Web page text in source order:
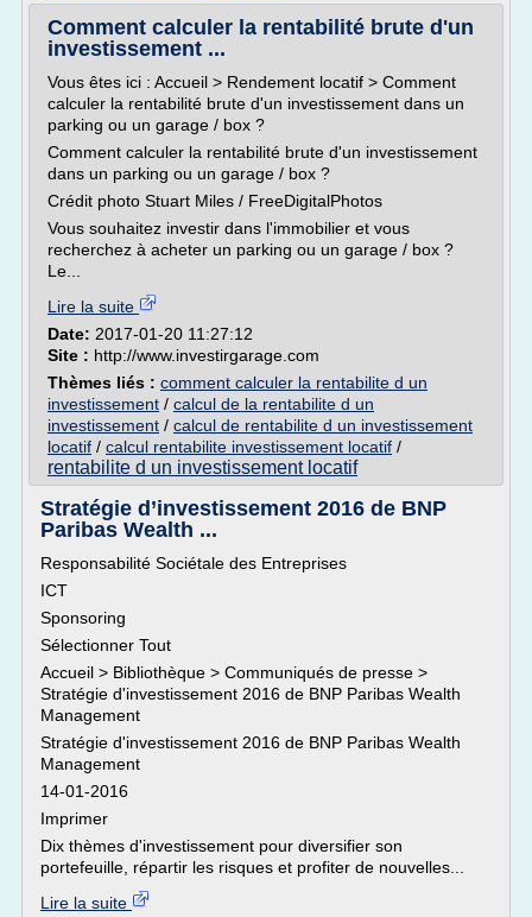
Comment calculer la rentabilité brute d'un
investissement ...
Vous êtes ici : Accueil > Rendement locatif > Comment
calculer la rentabilité brute d'un investissement dans un
parking ou un garage / box ?
Comment calculer la rentabilité brute d'un investissement
dans un parking ou un garage / box ?
Crédit photo Stuart Miles / FreeDigitalPhotos
Vous souhaitez investir dans l'immobilier et vous
recherchez à acheter un parking ou un garage / box ?
Le...
Lire la suite
Date: 2017-01-20 11:27:12
Site : http://www.investirgarage.com
Thèmes liés : comment calculer la rentabilite d un
investissement / calcul de la rentabilite d un
investissement / calcul de rentabilite d un investissement
locatif / calcul rentabilite investissement locatif /
rentabilite d un investissement locatif
Stratégie d’investissement 2016 de BNP
Paribas Wealth ...
Responsabilité Sociétale des Entreprises
ICT
Sponsoring
Sélectionner Tout
Accueil > Bibliothèque > Communiqués de presse >
Stratégie d'investissement 2016 de BNP Paribas Wealth
Management
Stratégie d'investissement 2016 de BNP Paribas Wealth
Management
14-01-2016
Imprimer
Dix thèmes d'investissement pour diversifier son
portefeuille, répartir les risques et profiter de nouvelles...
Lire la suite